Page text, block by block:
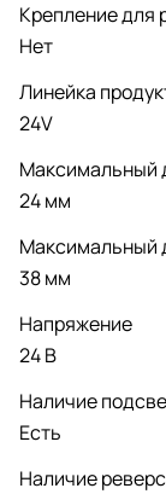
Крепление для
Нет
Линейка
24V
Максимальный
24 мм
Максимальный
38 мм
Напряжение
24 В
Наличие
Есть
Наличие